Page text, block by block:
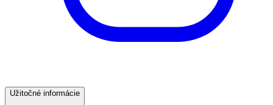
Užitočné informácie